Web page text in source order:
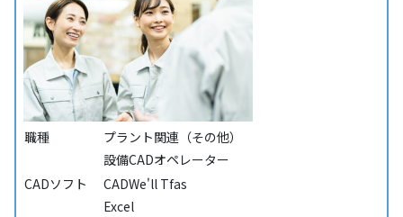
職種
プラント関連（その他）
設備CADオペレーター
CADソフト
CADWe'll Tfas
Excel